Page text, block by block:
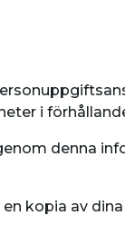
i
denna
kopia av